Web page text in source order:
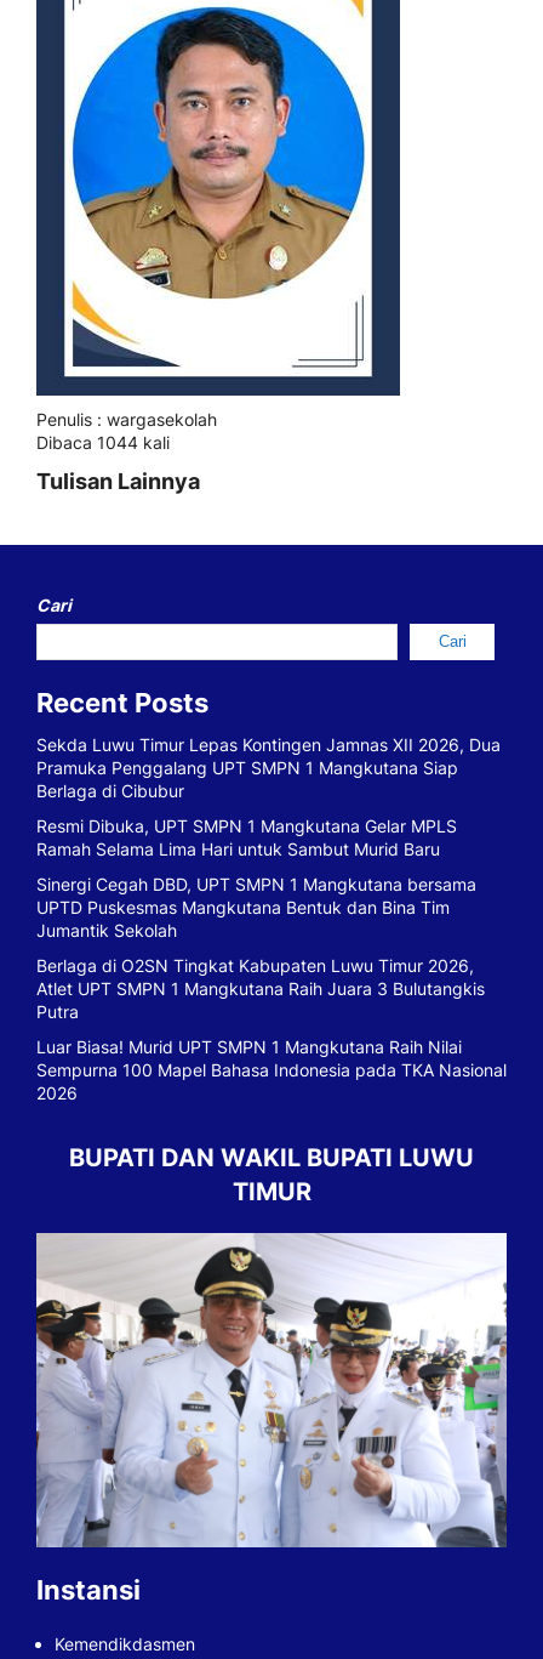
Penulis : wargasekolah
Dibaca 1044 kali
Tulisan Lainnya
Cari
Cari
Recent Posts
Sekda Luwu Timur Lepas Kontingen Jamnas XII 2026, Dua
Pramuka Penggalang UPT SMPN 1 Mangkutana Siap
Berlaga di Cibubur
Resmi Dibuka, UPT SMPN 1 Mangkutana Gelar MPLS
Ramah Selama Lima Hari untuk Sambut Murid Baru
Sinergi Cegah DBD, UPT SMPN 1 Mangkutana bersama
UPTD Puskesmas Mangkutana Bentuk dan Bina Tim
Jumantik Sekolah
Berlaga di O2SN Tingkat Kabupaten Luwu Timur 2026,
Atlet UPT SMPN 1 Mangkutana Raih Juara 3 Bulutangkis
Putra
Luar Biasa! Murid UPT SMPN 1 Mangkutana Raih Nilai
Sempurna 100 Mapel Bahasa Indonesia pada TKA Nasional
2026
BUPATI DAN WAKIL BUPATI LUWU
TIMUR
Instansi
Kemendikdasmen